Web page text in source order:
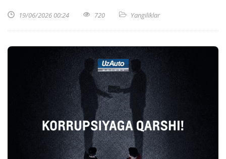
19/06/2026 00:24 720 Yangiliklar